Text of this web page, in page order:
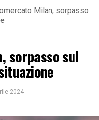
Milan, sorpasso
sorpasso sul
2024